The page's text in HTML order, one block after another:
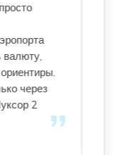
через
2